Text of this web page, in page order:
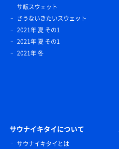
サ飯スウェット
さうないきたいスウェット
2021年 夏 その1
2021年 夏 その1
2021年 冬
サウナイキタイについて
サウナイキタイとは